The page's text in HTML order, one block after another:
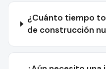
¿Cuánto tiempo
de construcción